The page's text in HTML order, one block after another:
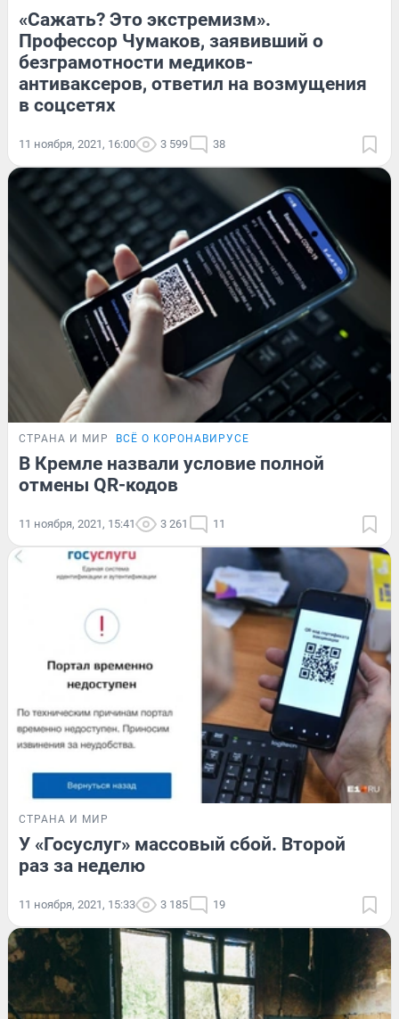
«Сажать? Это экстремизм».
Профессор Чумаков, заявивший о
безграмотности медиков-
антиваксеров, ответил на возмущения
в соцсетях
11 ноября, 2021, 16:00 3 599 38
СТРАНА И МИР ВСЁ О КОРОНАВИРУСЕ
В Кремле назвали условие полной
отмены QR-кодов
11 ноября, 2021, 15:41 3 261 11
СТРАНА И МИР
У «Госуслуг» массовый сбой. Второй
раз за неделю
11 ноября, 2021, 15:33 3 185 19